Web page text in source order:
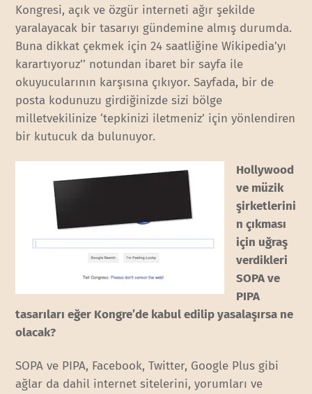
Kongresi, açık ve özgür interneti ağır şekilde
yaralayacak bir tasarıyı gündemine almış durumda.
Buna dikkat çekmek için 24 saatliğine Wikipedia’yı
karartıyoruz’’ notundan ibaret bir sayfa ile
okuyucularının karşısına çıkıyor. Sayfada, bir de
posta kodunuzu girdiğinizde sizi bölge
milletvekilinize ‘tepkinizi iletmeniz’ için yönlendiren
bir kutucuk da bulunuyor.
Hollywood
ve müzik
şirketlerini
n çıkması
için uğraş
verdikleri
SOPA ve
PIPA
tasarıları eğer Kongre’de kabul edilip yasalaşırsa ne
olacak?
SOPA ve PIPA, Facebook, Twitter, Google Plus gibi
ağlar da dahil internet sitelerini, yorumları ve